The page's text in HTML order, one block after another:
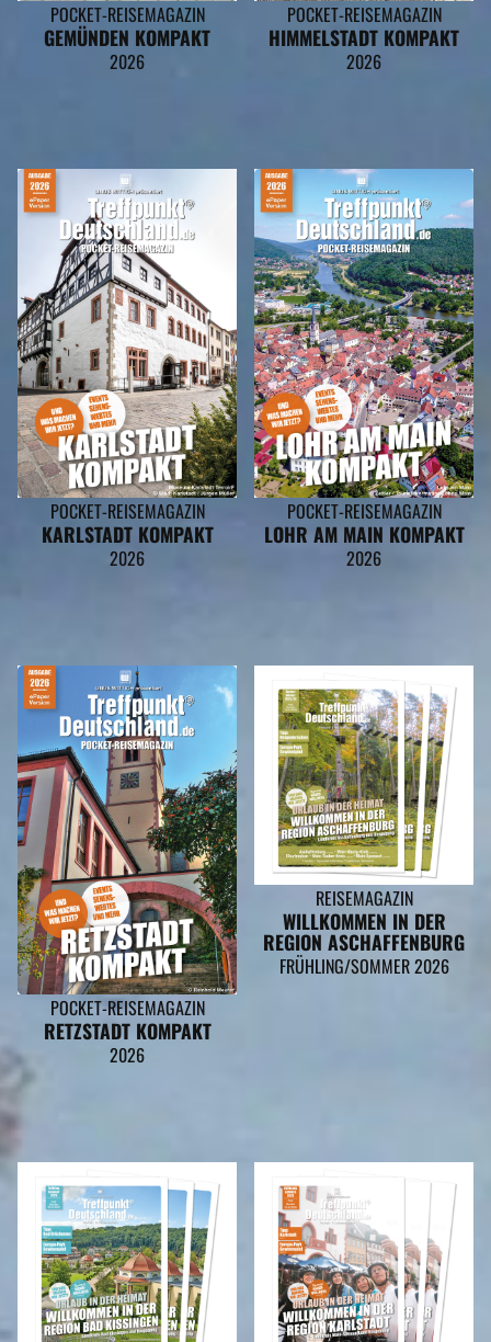
POCKET-REISEMAGAZIN
GEMÜNDEN KOMPAKT
2026
POCKET-REISEMAGAZIN
HIMMELSTADT KOMPAKT
2026
POCKET-REISEMAGAZIN
KARLSTADT KOMPAKT
2026
POCKET-REISEMAGAZIN
LOHR AM MAIN KOMPAKT
2026
POCKET-REISEMAGAZIN
RETZSTADT KOMPAKT
2026
REISEMAGAZIN
WILLKOMMEN IN DER
REGION ASCHAFFENBURG
FRÜHLING/SOMMER 2026